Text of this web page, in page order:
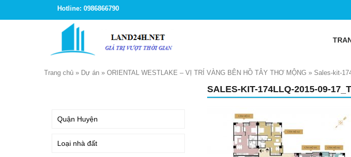
Hotline: 0986866790
Trang chủ » Dự án » ORIENTAL WESTLAKE – VỊ TRÍ VÀNG BÊN HỒ TÂY THƠ MỘNG » Sales-kit-
SALES-KIT-174LLQ-2015-09-